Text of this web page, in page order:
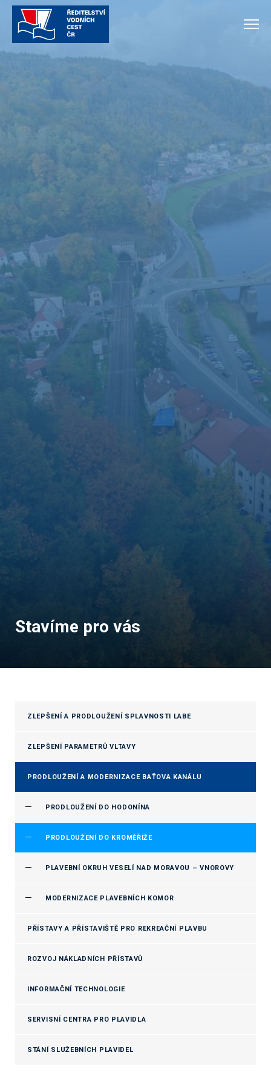
Stavíme pro vás
ZLEPŠENÍ A PRODLOUŽENÍ SPLAVNOSTI LABE
ZLEPŠENÍ PARAMETRŮ VLTAVY
PRODLOUŽENÍ A MODERNIZACE BAŤOVA KANÁLU
PRODLOUŽENÍ DO HODONÍNA
PRODLOUŽENÍ DO KROMĚŘÍŽE
PLAVEBNÍ OKRUH VESELÍ NAD MORAVOU – VNOROVY
MODERNIZACE PLAVEBNÍCH KOMOR
PŘÍSTAVY A PŘÍSTAVIŠTĚ PRO REKREAČNÍ PLAVBU
ROZVOJ NÁKLADNÍCH PŘÍSTAVŮ
INFORMAČNÍ TECHNOLOGIE
SERVISNÍ CENTRA PRO PLAVIDLA
STÁNÍ SLUŽEBNÍCH PLAVIDEL